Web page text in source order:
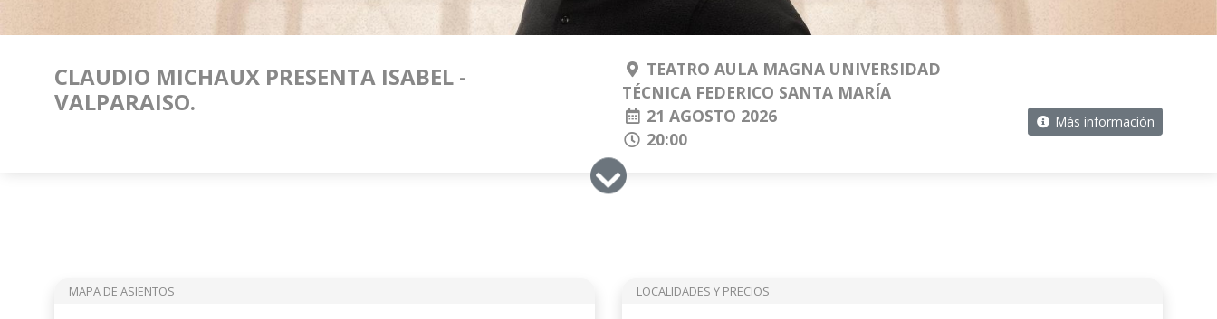
CLAUDIO MICHAUX PRESENTA ISABEL -
VALPARAISO.
TEATRO AULA MAGNA UNIVERSIDAD
TÉCNICA FEDERICO SANTA MARÍA
21 AGOSTO 2026
20:00
Más información
MAPA DE ASIENTOS LOCALIDADES Y PRECIOS